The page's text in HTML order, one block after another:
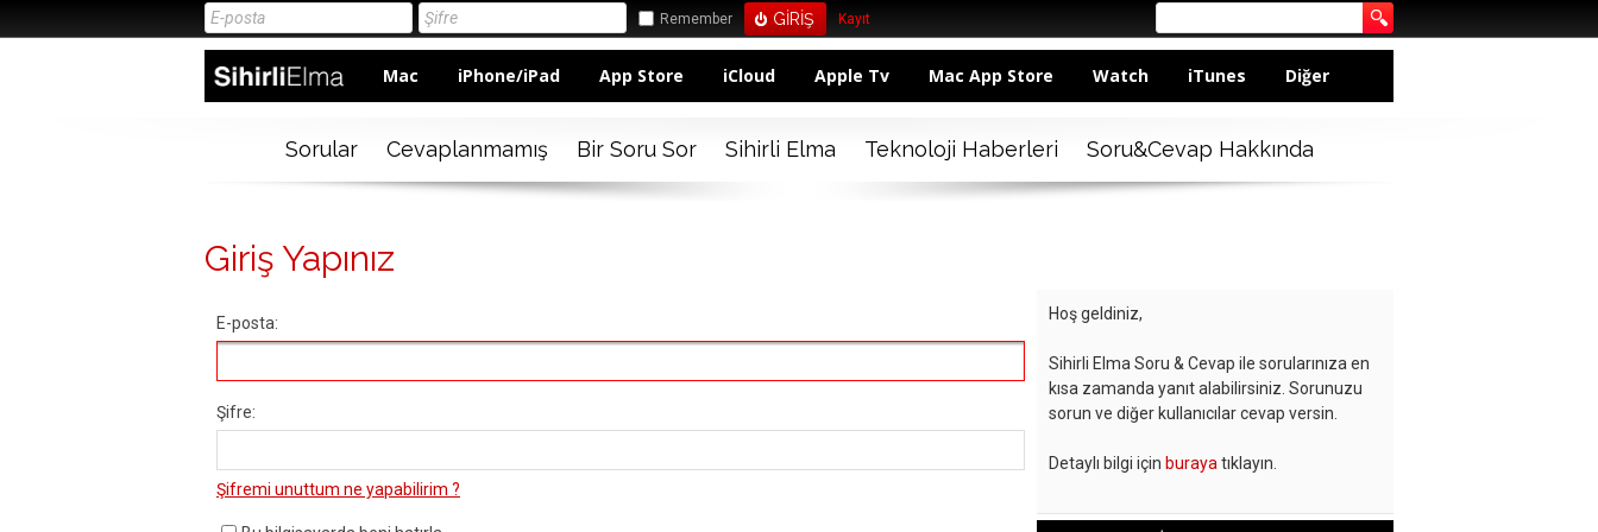
Remember Kayıt
Mac iPhone/iPad App Store iCloud Apple Tv Mac App Store Watch iTunes Diğer
Sorular Cevaplanmamış Bir Soru Sor Sihirli Elma Teknoloji Haberleri Soru&Cevap Hakkında
Giriş Yapınız
E-posta:
Şifre:
Şifremi unuttum ne yapabilirim ?
Hoş geldiniz,
Sihirli Elma Soru & Cevap ile sorularınıza en
kısa zamanda yanıt alabilirsiniz. Sorunuzu
sorun ve diğer kullanıcılar cevap versin.
Detaylı bilgi için buraya tıklayın.